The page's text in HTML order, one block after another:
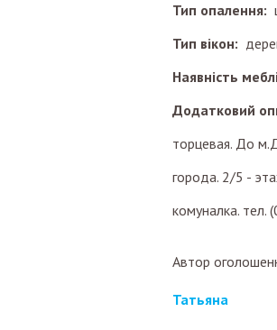
Тип опалення:
Тип вікон:
Наявність
Додатковий
торцевая. До
города. 2/5 -
комуналка. тел.
Автор
Татьяна